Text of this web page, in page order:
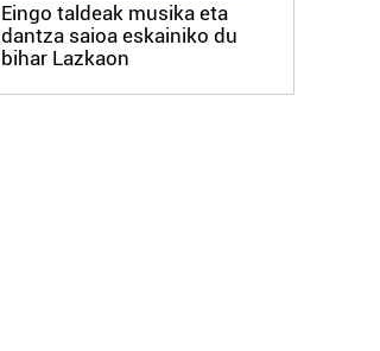
Eingo taldeak musika eta
dantza saioa eskainiko du
bihar Lazkaon